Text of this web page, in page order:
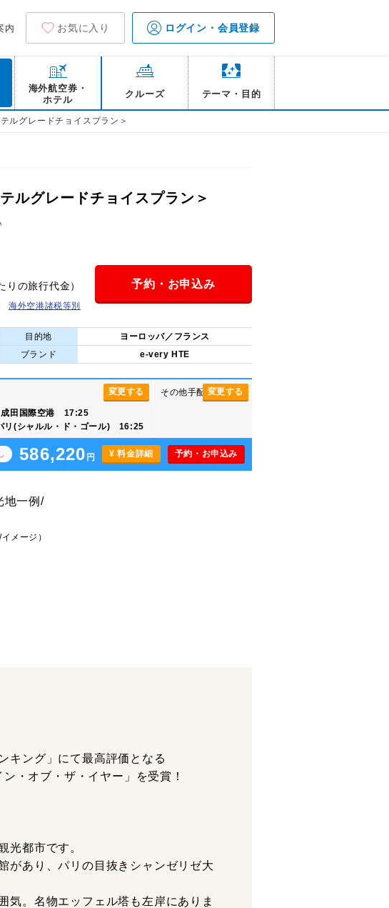
内 お気に入り ログイン・会員登録
海外航空券・
ホテル
クルーズ テーマ・目的
ルグレードチョイスプラン＞
ルグレードチョイスプラン＞
りの旅行代金）
海外空港諸税等別
予約・お申込み
目的地
ヨーロッパ／フランス
ブランド e-very HTE
変更する
田国際空港 17:25
(シャルル・ド・ゴール) 16:25
変更する
その他手配
586,220 円 ¥ 料金詳細 予約・お申込み
メージ）
キング」にて最高評価となる
・オブ・ザ・イヤー」を受賞！
光都市です。
があり、パリの目抜きシャンゼリゼ大
気。名物エッフェル塔も左岸にありま